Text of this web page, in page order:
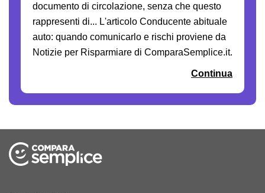
documento di circolazione, senza che questo
rappresenti di... L'articolo Conducente abituale
auto: quando comunicarlo e rischi proviene da
Notizie per Risparmiare di ComparaSemplice.it.
Continua